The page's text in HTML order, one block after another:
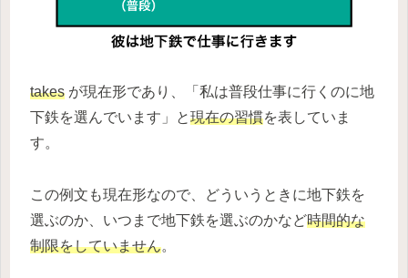
takes が現在形であり、「私は普段仕事に行くのに地
下鉄を選んでいます」と現在の習慣を表していま
す。
この例文も現在形なので、どういうときに地下鉄を
選ぶのか、いつまで地下鉄を選ぶのかなど時間的な
制限をしていません。